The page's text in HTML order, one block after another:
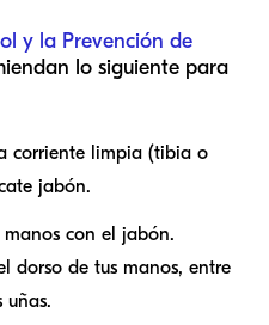
y la Prevención de
lo siguiente para
corriente limpia (tibia o
jabón.
con el jabón.
dorso de tus manos, entre
uñas.